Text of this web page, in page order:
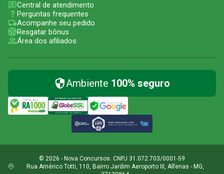
Central de atendimento
Perguntas frequentes
Acompanhe seu pedido
Resgatar bônus
Área dos afiliados
Ambiente 100% seguro
© 2026 - Nova Concursos. CNPJ 31.072.703/0001-59
Rua Américo Totti, 110, Bairro Jardim Aeroporto III, Alfenas - MG,